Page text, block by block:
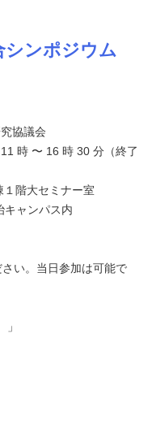
シンポジウム
協議会
時 〜 16 時 30 分（終了
階大セミナー室
キャンパス内
さい。当日参加は可能で